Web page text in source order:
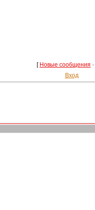
[ Новые сообщения ·
Вход